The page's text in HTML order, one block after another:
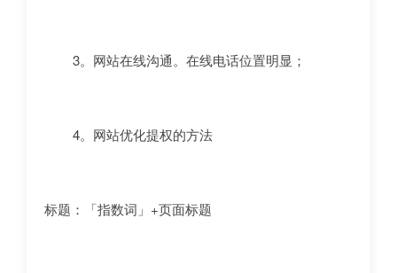
3。网站在线沟通。在线电话位置明显；
4。网站优化提权的方法
标题：「指数词」+页面标题